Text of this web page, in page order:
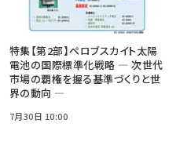
特集【第2部】ペロブスカイト太陽
電池の国際標準化戦略 ― 次世代
市場の覇権を握る基準づくりと世
界の動向 ―
7月30日 10:00